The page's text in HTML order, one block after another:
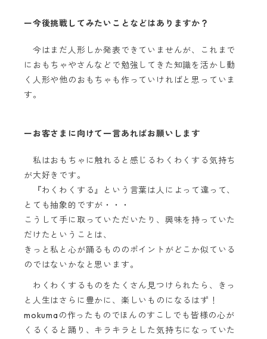
ー今後挑戦してみたいことなどはありますか？
今はまだ人形しか発表できていませんが、これまで
におもちゃやさんなどで勉強してきた知識を活かし動
く人形や他のおもちゃも作っていければと思っていま
す。
ーお客さまに向けて一言あればお願いします
私はおもちゃに触れると感じるわくわくする気持ち
が大好きです。
『わくわくする』という言葉は人によって違って、
とても抽象的ですが・・・
こうして手に取っていただいたり、興味を持っていた
だけたということは、
きっと私と心が踊るもののポイントがどこか似ている
のではないかなと思います。
わくわくするものをたくさん見つけられたら、きっ
と人生はさらに豊かに、楽しいものになるはず！
mokumaの作ったものでほんのすこしでも皆様の心が
くるくると踊り、キラキラとした気持ちになっていた